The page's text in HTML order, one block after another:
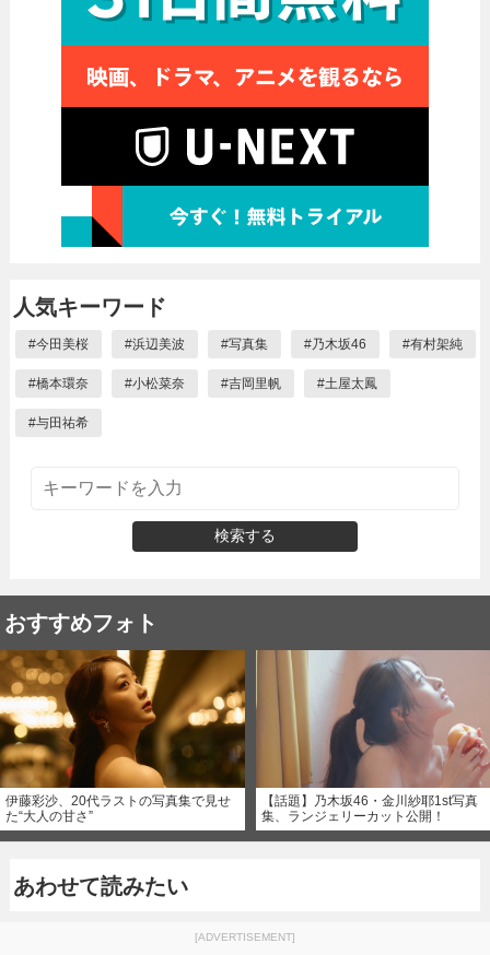
人気キーワード
#今田美桜 #浜辺美波 #写真集 #乃木坂46 #有村架純
#橋本環奈 #小松菜奈 #吉岡里帆 #土屋太鳳
#与田祐希
検索する
おすすめフォト
伊藤彩沙、20代ラストの写真集で見せ
た“大人の甘さ”
【話題】乃木坂46・金川紗耶1st写真
集、ランジェリーカット公開！
あわせて読みたい
[ADVERTISEMENT]